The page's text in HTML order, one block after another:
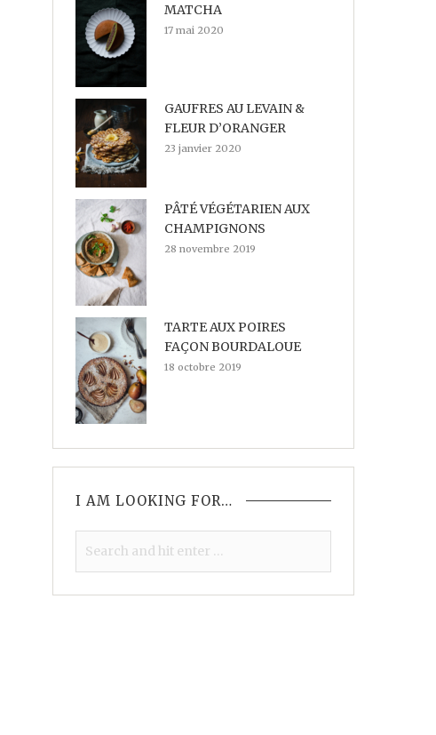
MATCHA
17 mai 2020
GAUFRES AU LEVAIN &
FLEUR D’ORANGER
23 janvier 2020
PÂTÉ VÉGÉTARIEN AUX
CHAMPIGNONS
28 novembre 2019
TARTE AUX POIRES
FAÇON BOURDALOUE
18 octobre 2019
I AM LOOKING FOR…